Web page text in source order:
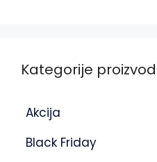
Kategorije
Akcija
Black Friday